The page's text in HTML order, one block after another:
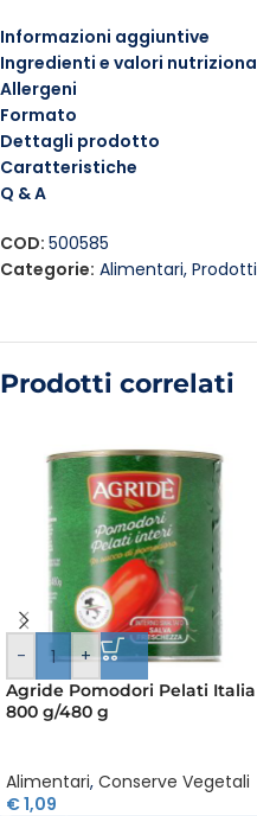
Informazioni aggiuntive
Ingredienti e valori
Allergeni
Formato
Dettagli prodotto
Caratteristiche
Q & A
COD: 500585
Categorie: Alimentari,
Prodotti correlati
- +
Agride Pomodori Pelati Italia
800 g/480 g
Alimentari, Conserve Vegetali
€1,09